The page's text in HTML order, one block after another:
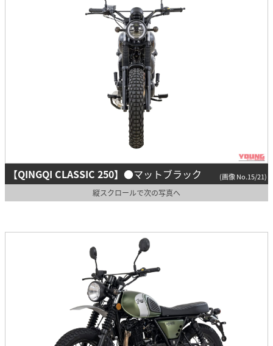
【QINGQI CLASSIC 250】 ●マットブラック (画像 No.15/21)
縦スクロールで次の写真へ